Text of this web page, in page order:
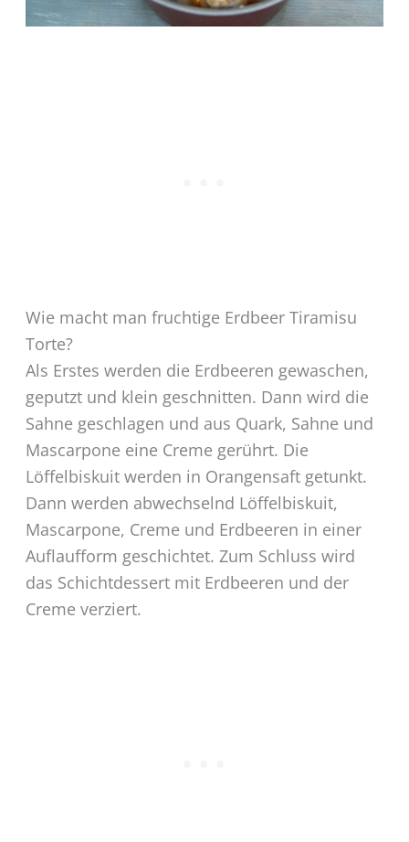
Wie macht man fruchtige Erdbeer Tiramisu
Torte?
Als Erstes werden die Erdbeeren gewaschen,
geputzt und klein geschnitten. Dann wird die
Sahne geschlagen und aus Quark, Sahne und
Mascarpone eine Creme gerührt. Die
Löffelbiskuit werden in Orangensaft getunkt.
Dann werden abwechselnd Löffelbiskuit,
Mascarpone, Creme und Erdbeeren in einer
Auflaufform geschichtet. Zum Schluss wird
das Schichtdessert mit Erdbeeren und der
Creme verziert.